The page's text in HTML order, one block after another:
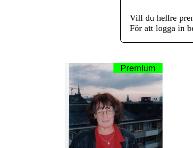
Vill du hellre
För att logga in